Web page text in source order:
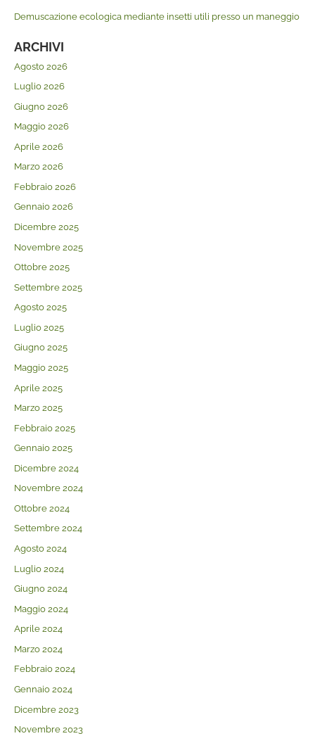
Demuscazione ecologica mediante insetti utili presso un maneggio
ARCHIVI
Agosto 2026
Luglio 2026
Giugno 2026
Maggio 2026
Aprile 2026
Marzo 2026
Febbraio 2026
Gennaio 2026
Dicembre 2025
Novembre 2025
Ottobre 2025
Settembre 2025
Agosto 2025
Luglio 2025
Giugno 2025
Maggio 2025
Aprile 2025
Marzo 2025
Febbraio 2025
Gennaio 2025
Dicembre 2024
Novembre 2024
Ottobre 2024
Settembre 2024
Agosto 2024
Luglio 2024
Giugno 2024
Maggio 2024
Aprile 2024
Marzo 2024
Febbraio 2024
Gennaio 2024
Dicembre 2023
Novembre 2023